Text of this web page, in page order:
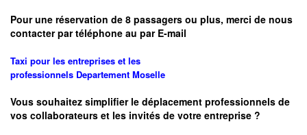
Pour une réservation de 8 passagers ou plus, merci de nous
contacter par téléphone au par E-mail
Taxi pour les entreprises et les
professionnels Departement Moselle
Vous souhaitez simplifier le déplacement professionnels de
vos collaborateurs et les invités de votre entreprise ?